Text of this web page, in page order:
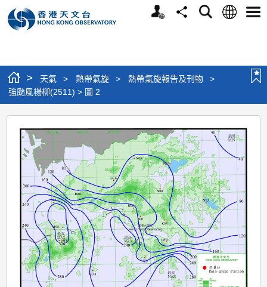
個
分
搜
語
選
> 天氣 > 熱帶氣旋 > 熱帶氣旋報告及刊物
>
強颱風楊柳(2511) > 圖 2
強
颱
風
楊
柳
(2511)
圖